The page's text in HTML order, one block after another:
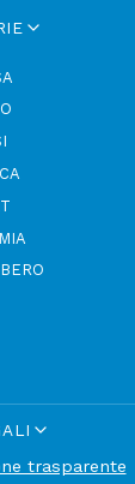
trasparente